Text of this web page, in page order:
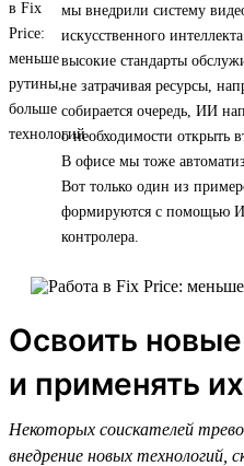
мы внедрили систему
искусственного
высокие стандарты
не затрачивая ресурсы,
собирается очередь, ИИ
о необходимости открыть
В офисе мы тоже
Вот только один из
формируются с помощью
контролера.
Освоить
и применять
Некоторых соискателей
внедрение новых технологий,